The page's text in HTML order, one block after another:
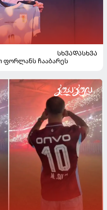
ᲡᲮᲕᲐᲓᲐᲡᲮᲕᲐ
ფორლანს ჩააბარეს